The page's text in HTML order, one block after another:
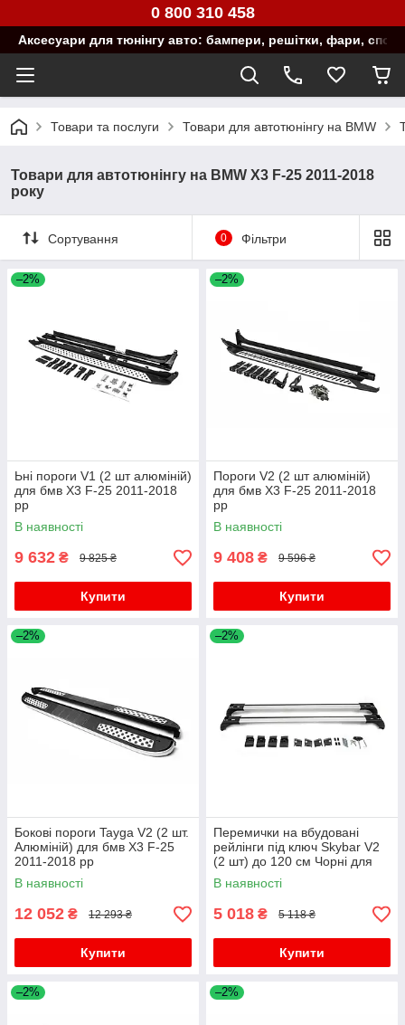
0 800 310 458
Аксесуари для тюнінгу авто: бампери, решітки, фари,
Товари та послуги Товари для автотюнінгу на BMW
Товари для автотюнінгу на BMW X3 F-25 2011-2018
року
Сортування 0 Фільтри
–2%
Ьні пороги V1 (2 шт алюміній)
для бмв X3 F-25 2011-2018
рр
В наявності
9 632 ₴ 9 825 ₴
Купити
–2%
Пороги V2 (2 шт алюміній)
для бмв X3 F-25 2011-2018
рр
В наявності
9 408 ₴ 9 596 ₴
Купити
–2%
Бокові пороги Tayga V2 (2 шт.
Алюміній) для бмв X3 F-25
2011-2018 рр
В наявності
12 052 ₴ 12 293 ₴
Купити
–2%
Перемички на вбудовані
рейлінги під ключ Skybar V2
(2 шт) до 120 см Чорні для
бмв X3 F-25 2011-2018 рр
В наявності
5 018 ₴ 5 118 ₴
Купити
–2% –2%